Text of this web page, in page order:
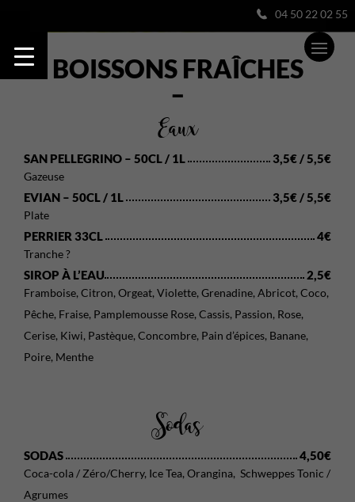
04 50 22 02 55
BOISSONS FRAÎCHES
–
Eaux
SAN PELLEGRINO – 50CL / 1L 3,5€ / 5,5€
Gazeuse
EVIAN – 50CL / 1L 3,5€ / 5,5€
Plate
PERRIER 33CL 4€
Tranche ?
SIROP À L’EAU 2,5€
Framboise, Citron, Orgeat, Violette, Grenadine, Abricot, Coco,
Pêche, Fraise, Pamplemousse Rose, Cassis, Passion, Rose,
Cerise, Kiwi, Pastèque, Concombre, Pain d’épices, Banane,
Poire, Menthe
Sodas
SODAS 4,50€
Coca-cola / Zéro/Cherry, Ice Tea, Orangina, Schweppes Tonic /
Agrumes